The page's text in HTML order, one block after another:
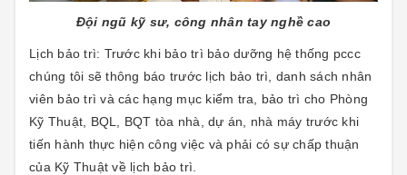
Đội ngũ kỹ sư, công nhân tay nghề cao
Lịch bảo trì: Trước khi bảo trì bảo dưỡng hệ thống pccc
chúng tôi sẽ thông báo trước lịch bảo trì, danh sách nhân
viên bảo trì và các hạng mục kiểm tra, bảo trì cho Phòng
Kỹ Thuật, BQL, BQT tòa nhà, dự án, nhà máy trước khi
tiến hành thực hiện công việc và phải có sự chấp thuận
của Kỹ Thuật về lịch bảo trì.